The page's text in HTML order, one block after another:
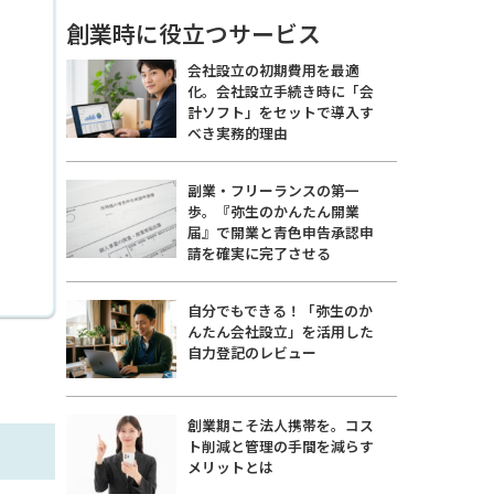
創業時に役立つサービス
会社設立の初期費用を最適
化。会社設立手続き時に「会
計ソフト」をセットで導入す
べき実務的理由
副業・フリーランスの第一
歩。『弥生のかんたん開業
届』で開業と青色申告承認申
請を確実に完了させる
自分でもできる！「弥生のか
んたん会社設立」を活用した
自力登記のレビュー
創業期こそ法人携帯を。コス
ト削減と管理の手間を減らす
メリットとは